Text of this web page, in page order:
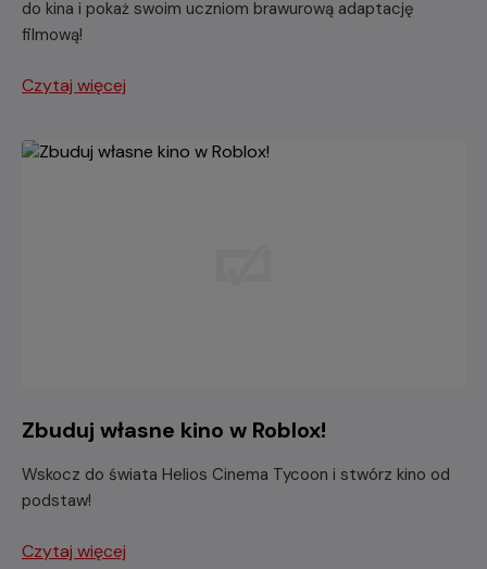
do kina i pokaż swoim uczniom brawurową adaptację
filmową!
Czytaj więcej
Zbuduj własne kino w Roblox!
Wskocz do świata Helios Cinema Tycoon i stwórz kino od
podstaw!
Czytaj więcej